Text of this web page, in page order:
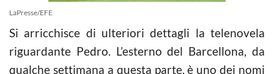
LaPresse/EFE
Si arricchisce di ulteriori dettagli la telenovela
riguardante Pedro. L’esterno del Barcellona, da
qualche settimana a questa parte, è uno dei nomi